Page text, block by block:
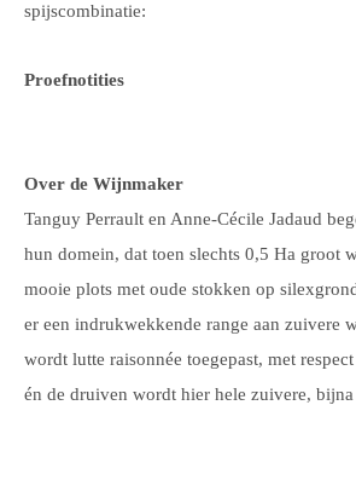
spijscombinatie:
Proefnotities
Over de Wijnmaker
Tanguy Perrault en Anne-Cécile Jadaud
hun domein, dat toen slechts 0,5 Ha groot
mooie plots met oude stokken op
er een indrukwekkende range aan zuivere
wordt lutte raisonnée toegepast, met
én de druiven wordt hier hele zuivere,